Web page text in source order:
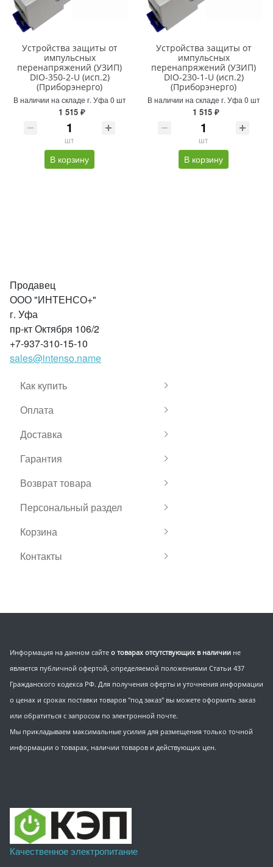
Устройства защиты от
импульсных
перенапряжений (УЗИП)
DIO-350-2-U (исп.2)
(Приборэнерго)
В наличии на складе г. Уфа 0 шт
1 515 ₽
шт
В корзину
Устройства защиты от
импульсных
перенапряжений (УЗИП)
DIO-230-1-U (исп.2)
(Приборэнерго)
В наличии на складе г. Уфа 0 шт
1 515 ₽
шт
В корзину
Продавец
ООО "ИНТЕНСО+"
г. Уфа
пр-кт Октября 106/2
+7-937-310-15-10
sales@intenso.name
Как купить
Оплата
Доставка
Гарантия
Возврат товара
Персональный раздел
Корзина
Контакты
Информация на данном сайте о товарах отсутствующих в наличии не
является публичной офертой, определяемой положениями Статьи 437
Гражданского кодекса РФ. Для получения оферты и уточнения информации
о ценах и сроках поставки товаров "под заказ" вы можете оформить заказ
или обратиться с запросом по электронной почте.
Мы прикладываем максимальные усилия для размещения только точной
информации о товарах, наличии товаров и действующих цен.
Качественное электропитание